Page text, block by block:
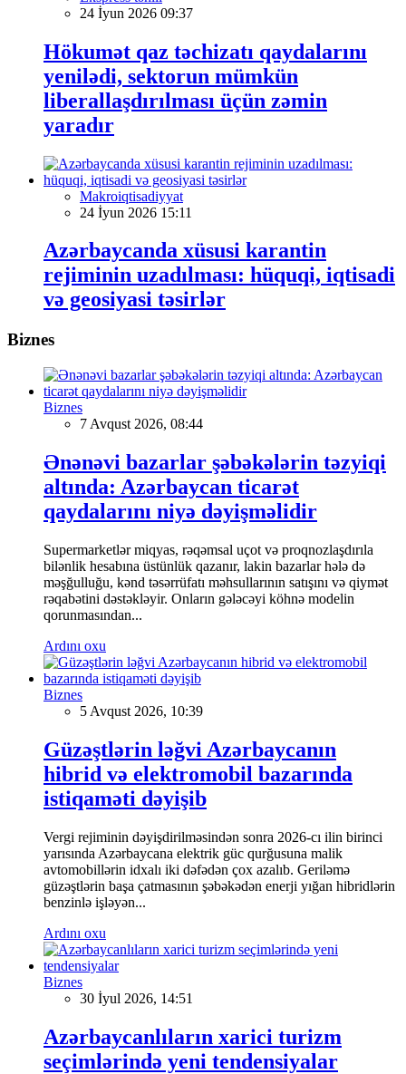
24 İyun 2026 09:37
Hökumət qaz təchizatı qaydalarını
yenilədi, sektorun mümkün
liberallaşdırılması üçün zəmin
yaradır
Makroiqtisadiyyat
24 İyun 2026 15:11
Azərbaycanda xüsusi karantin
rejiminin uzadılması: hüquqi, iqtisadi
və geosiyasi təsirlər
Biznes
Biznes
7 Avqust 2026, 08:44
Ənənəvi bazarlar şəbəkələrin təzyiqi
altında: Azərbaycan ticarət
qaydalarını niyə dəyişməlidir
Supermarketlər miqyas, rəqəmsal uçot və proqnozlaşdırıla
bilənlik hesabına üstünlük qazanır, lakin bazarlar hələ də
məşğulluğu, kənd təsərrüfatı məhsullarının satışını və qiymət
rəqabətini dəstəkləyir. Onların gələcəyi köhnə modelin
qorunmasından...
Ardını oxu
Biznes
5 Avqust 2026, 10:39
Güzəştlərin ləğvi Azərbaycanın
hibrid və elektromobil bazarında
istiqaməti dəyişib
Vergi rejiminin dəyişdirilməsindən sonra 2026-cı ilin birinci
yarısında Azərbaycana elektrik güc qurğusuna malik
avtomobillərin idxalı iki dəfədən çox azalıb. Geriləmə
güzəştlərin başa çatmasının şəbəkədən enerji yığan hibridlərin
benzinlə işləyən...
Ardını oxu
Biznes
30 İyul 2026, 14:51
Azərbaycanlıların xarici turizm
seçimlərində yeni tendensiyalar